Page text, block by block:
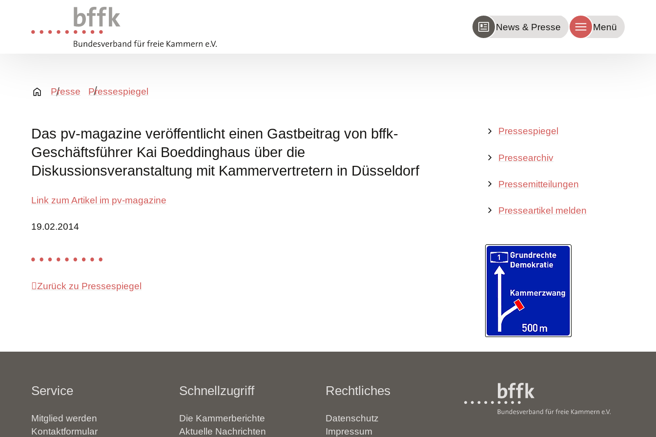
News & Presse Menü
Presse Pressespiegel
Das pv-magazine veröffentlicht einen Gastbeitrag von bffk-
Geschäftsführer Kai Boeddinghaus über die
Diskussionsveranstaltung mit Kammervertretern in Düsseldorf
Link zum Artikel im pv-magazine
19.02.2014
Zurück zu Pressespiegel
Pressespiegel
Pressearchiv
Pressemitteilungen
Presseartikel melden
Service
Mitglied werden
Kontaktformular
Schnellzugriff
Die Kammerberichte
Aktuelle Nachrichten
Rechtliches
Datenschutz
Impressum